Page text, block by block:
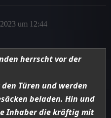
um 12:44
herrscht vor der
Türen und werden
beladen. Hin und
Inhaber die kräftig mit